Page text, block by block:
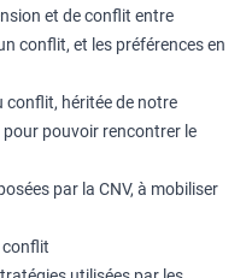
et de conflit entre
conflit, et les préférences en
conflit, héritée de notre
pouvoir rencontrer le
par la CNV, à mobiliser
conflit